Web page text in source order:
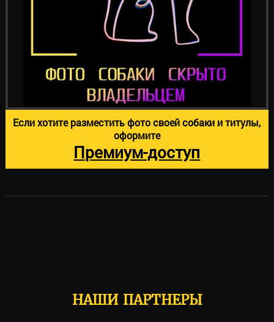
Если хотите разместить фото своей собаки и титулы,
оформите
Премиум-доступ
НАШИ ПАРТНЕРЫ